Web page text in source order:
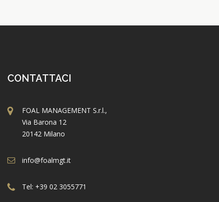
CONTATTACI
FOAL MANAGEMENT S.r.l.,
Via Barona 12
20142 Milano
info@foalmgt.it
Tel: +39 02 3055771